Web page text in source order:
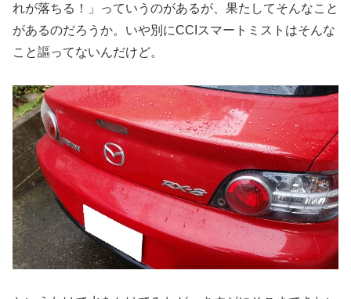
れが落ちる！」っていうのがあるが、果たしてそんなこと
があるのだろうか。いや別にCCIスマートミストはそんな
こと謳ってないんだけど。